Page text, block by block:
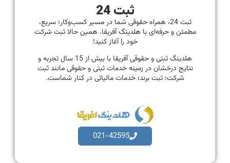
ثبت 24
ثبت 24، همراه حقوقی شما در مسیر کسب‌وکار؛ سریع،
مطمئن و حرفه‌ای با هلدینگ آفریقا. همین حالا ثبت شرکت
خود را آغاز کنید!
هلدینگ ثبتی و حقوقی آفریقا با بیش از 15 سال تجربه و
نتایج درخشان در زمینه خدمات ثبتی و حقوقی مانند ثبت
شرکت؛ ثبت برند؛ خدمات مالیاتی در کنار شماست.
021-42595